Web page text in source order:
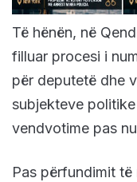
Të hënën, në
filluar procesi i
për deputetë dhe
subjekteve
vendvotime pas
Pas përfundimit